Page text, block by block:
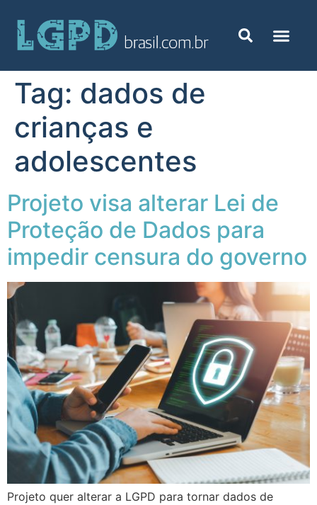
Tag: dados de
crianças e
adolescentes
Projeto visa alterar Lei de
Proteção de Dados para
impedir censura do governo
Projeto quer alterar a LGPD para tornar dados de